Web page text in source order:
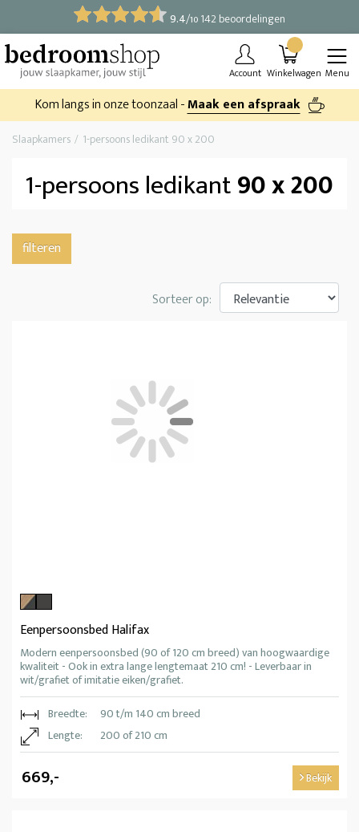
9.4/10 142 beoordelingen
Account Winkelwagen Menu
Kom langs in onze toonzaal -Maak een afspraak
Slaapkamers 1-persoons ledikant 90 x 200
1-persoons ledikant90 x 200
filteren
Sorteer op:
Eenpersoonsbed Halifax
Modern eenpersoonsbed (90 of 120 cm breed) van hoogwaardige
kwaliteit - Ook in extra lange lengtemaat 210 cm! - Leverbaar in
wit/grafiet of imitatie eiken/grafiet.
Breedte:
90 t/m 140 cm breed
Lengte:
200 of 210 cm
669,- Bekijk